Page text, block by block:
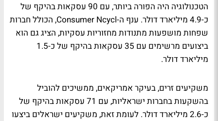
הטכנולוגיה היה הפורה ביותר, עם 90 עסקאות בהיקף של
כ-4.9 מיליארד דולר. ענף ה-Consumer Ncycl, הכולל חברות
שפחות מושפעות מתנודות מחזוריות עסקיות, הציג גם הוא
ביצועים מרשימים עם 35 עסקאות בהיקף של כ-1.5
מיליארד דולר.
משקיעים זרים, בעיקר אמריקאים, ממשיכים להוביל
בהשקעות בחברות ישראליות, עם 71 עסקאות בהיקף של
כ-2.6 מיליארד דולר. לעומת זאת, משקיעים ישראלים ביצעו